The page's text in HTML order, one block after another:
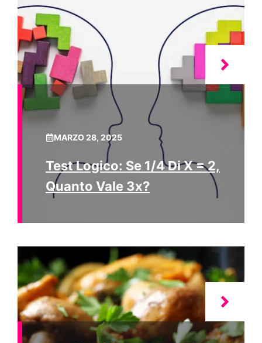
MARZO 28, 2025
Test Logico: Se 1/4 Di X = 2,
Quanto Vale 3x?